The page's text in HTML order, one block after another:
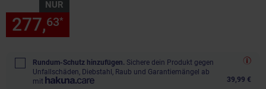
NUR
277,63*
Rundum-Schutz hinzufügen. Sichere dein Produkt gegen
Unfallschäden, Diebstahl, Raub und Garantiemängel ab
mit
39,99 €